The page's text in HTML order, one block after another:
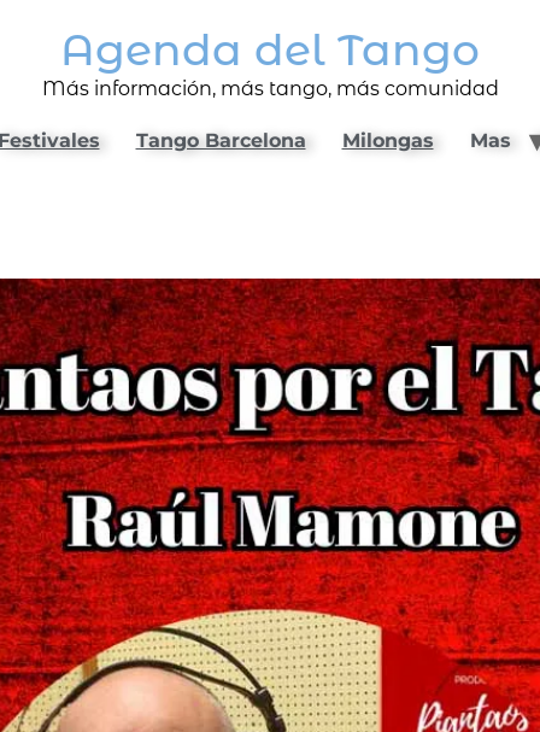
Agenda del Tango
Más información, más tango, más comunidad
Tango Barcelona Milongas Mas